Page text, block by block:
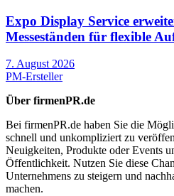
Expo Display Service
Messeständen für flexible
7. August 2026
PM-Ersteller
Über firmenPR.de
Bei firmenPR.de haben Sie die
schnell und unkompliziert zu
Neuigkeiten, Produkte oder Events
Öffentlichkeit. Nutzen Sie diese
Unternehmens zu steigern und
machen.